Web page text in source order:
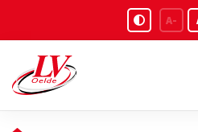
A-